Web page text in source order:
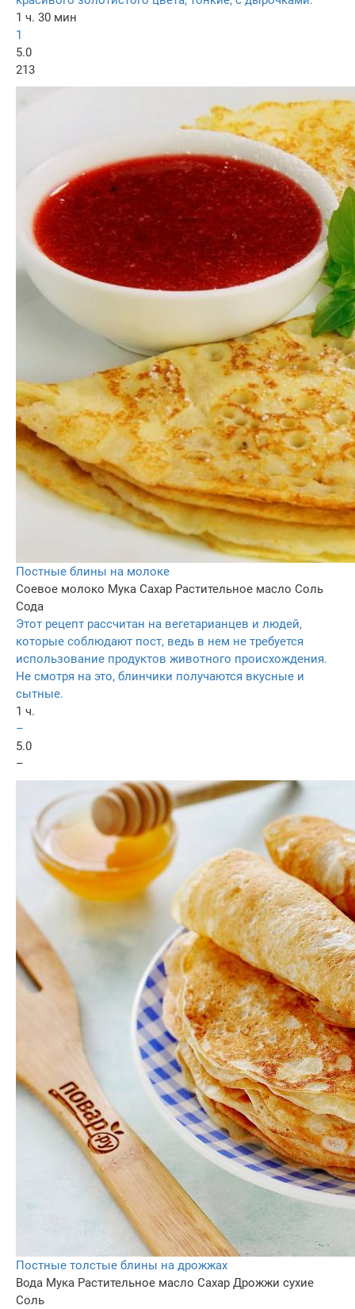
1 ч. 30 мин
1
5.0
213
Постные блины на молоке
Соевое молоко Мука Сахар Растительное масло Соль
Сода
Этот рецепт рассчитан на вегетарианцев и людей,
которые соблюдают пост, ведь в нем не требуется
использование продуктов животного происхождения.
Не смотря на это, блинчики получаются вкусные и
сытные.
1 ч.
–
5.0
–
Постные толстые блины на дрожжах
Вода Мука Растительное масло Сахар Дрожжи сухие
Соль